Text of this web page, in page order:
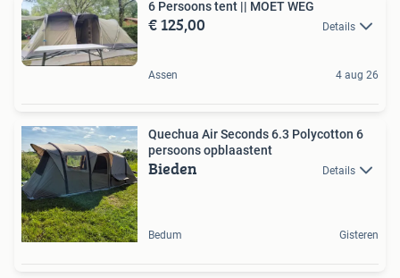
6 Persoons tent || MOET WEG
€ 125,00 Details
Assen 4 aug 26
Quechua Air Seconds 6.3 Polycotton 6
persoons opblaastent
Bieden Details
Bedum Gisteren